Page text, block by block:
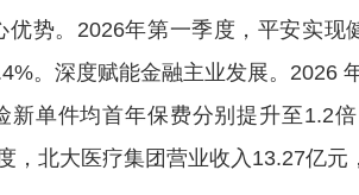
优势。2026年第一季度，平安实
。深度赋能金融主业发展。2026
新单件均首年保费分别提升至1.2
，北大医疗集团营业收入13.27亿元